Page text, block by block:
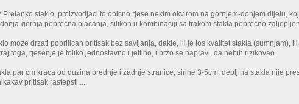
Pretanko staklo, proizvodjaci to obicno rjese nekim okvirom na gornjem-donjem dijelu,
gornja poprecna ojacanja, silikon u kombinaciji sa trakom stakla poprecno
moze drzati poprilican pritisak bez savijanja, dakle, ili je los kvalitet stakla (sumnjam),
toga, rjesenje je toliko jednostavno i jeftino, i brzo se napravi, da nebih rizikovao.
par cm kraca od duzina prednje i zadnje stranice, sirine 3-5cm, debljina stakla nije
pritisak rastepsti.....